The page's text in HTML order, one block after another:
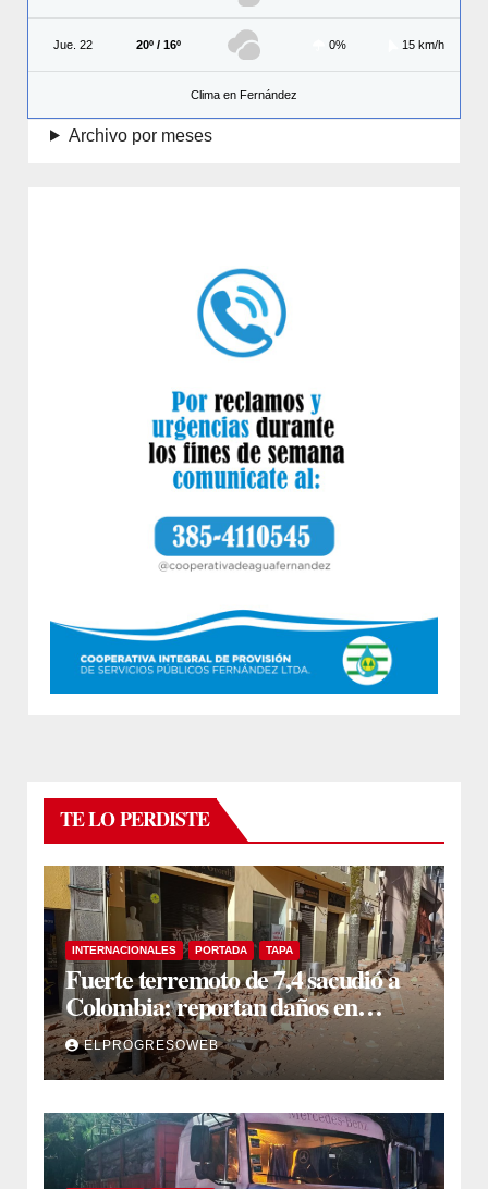
Jue. 22 20º / 16º 0% 15 km/h
Clima en Fernández
Archivo por meses
TE LO PERDISTE
INTERNACIONALES PORTADA TAPA
Fuerte terremoto de 7,4 sacudió a
Colombia: reportan daños en
edificios en Bogotá, Medellín y Cali
ELPROGRESOWEB